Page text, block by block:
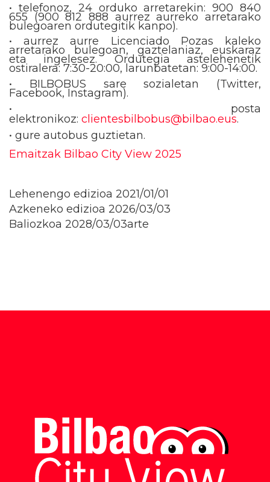
• telefonoz, 24 orduko arretarekin: 900 840
655 (900 812 888 aurrez aurreko arretarako
bulegoaren ordutegitik kanpo).
• aurrez aurre Licenciado Pozas kaleko
arretarako bulegoan, gaztelaniaz, euskaraz
eta ingelesez. Ordutegia astelehenetik
ostiralera: 7:30-20:00, larunbatetan: 9:00-14:00.
• BILBOBUS sare sozialetan (Twitter,
Facebook, Instagram).
• posta
elektronikoz: clientesbilbobus@bilbao.eus.
• gure autobus guztietan.
Emaitzak Bilbao City View 2025
Lehenengo edizioa 2021/01/01
Azkeneko edizioa 2026/03/03
Baliozkoa 2028/03/03arte